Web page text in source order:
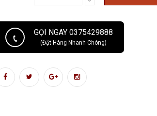
GỌI NGAY 0375429888
(Đặt Hàng Nhanh Chóng)